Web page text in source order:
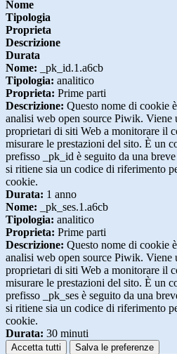
Nome
Tipologia
Proprieta
Descrizione
Durata
Nome: _pk_id.1.a6cb
Tipologia: analitico
Proprieta: Prime parti
Descrizione: Questo nome di cookie
analisi web open source Piwik. Viene
proprietari di siti Web a monitorare il
misurare le prestazioni del sito. È un
prefisso _pk_id è seguito da una
si ritiene sia un codice di riferimento
cookie.
Durata: 1 anno
Nome: _pk_ses.1.a6cb
Tipologia: analitico
Proprieta: Prime parti
Descrizione: Questo nome di cookie
analisi web open source Piwik. Viene
proprietari di siti Web a monitorare il
misurare le prestazioni del sito. È un
prefisso _pk_ses è seguito da una
si ritiene sia un codice di riferimento
cookie.
Durata: 30 minuti
Accetta tutti Salva le preferenze